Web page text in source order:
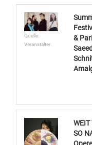
Quelle:
Veranstalter
&
WEIT
SO